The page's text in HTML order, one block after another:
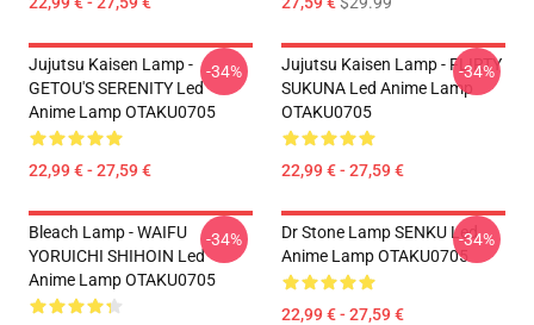
Jujutsu Kaisen Lamp -
GETOU'S SERENITY Led
Anime Lamp OTAKU0705
22,99 € - 27,59 €
-34%
Jujutsu Kaisen Lamp - FLIRTY
SUKUNA Led Anime Lamp
OTAKU0705
22,99 € - 27,59 €
-34%
Bleach Lamp - WAIFU
YORUICHI SHIHOIN Led
Anime Lamp OTAKU0705
-34%
Dr Stone Lamp SENKU Led
Anime Lamp OTAKU0705
22,99 € - 27,59 €
-34%